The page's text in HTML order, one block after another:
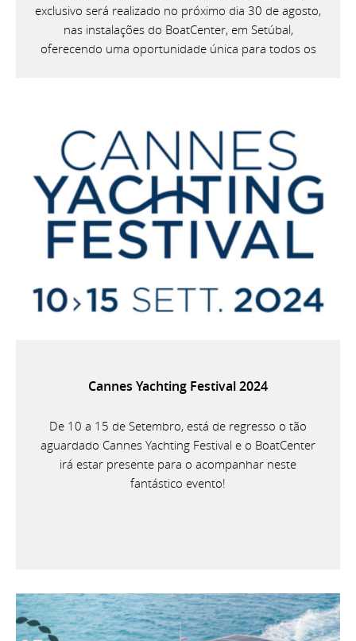
exclusivo será realizado no próximo dia 30 de agosto,
nas instalações do BoatCenter, em Setúbal,
oferecendo uma oportunidade única para todos os
Cannes Yachting Festival 2024
De 10 a 15 de Setembro, está de regresso o tão
aguardado Cannes Yachting Festival e o BoatCenter
irá estar presente para o acompanhar neste
fantástico evento!